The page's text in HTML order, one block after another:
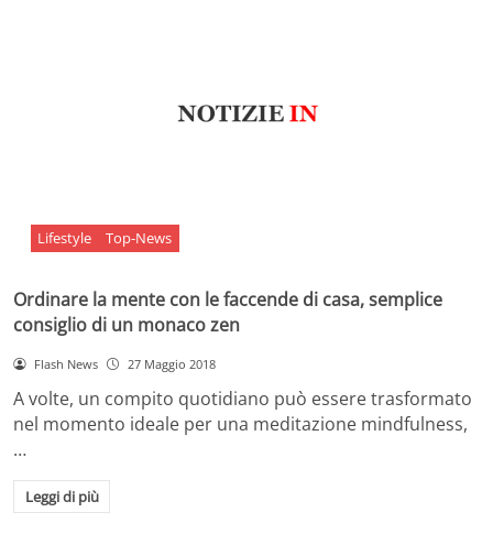
Lifestyle Top-News
Ordinare la mente con le faccende di casa, semplice
consiglio di un monaco zen
Flash News 27 Maggio 2018
A volte, un compito quotidiano può essere trasformato
nel momento ideale per una meditazione mindfulness,
…
Leggi di più